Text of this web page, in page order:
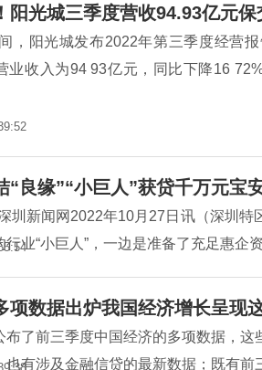
阳光城三季度营收94.93亿元保
，阳光城发布2022年第三季度经营
业收入为94 93亿元，同比下降16
“良缘”“小巨人”获贷千万元宝
圳新闻网2022年10月27日讯（深圳特
行业“小巨人”，一边是准备了充足惠企
项数据出炉我国经济增长呈现
布了前三季度中国经济的多项数据，这
也有涉及金融信贷的最新数据；既有前